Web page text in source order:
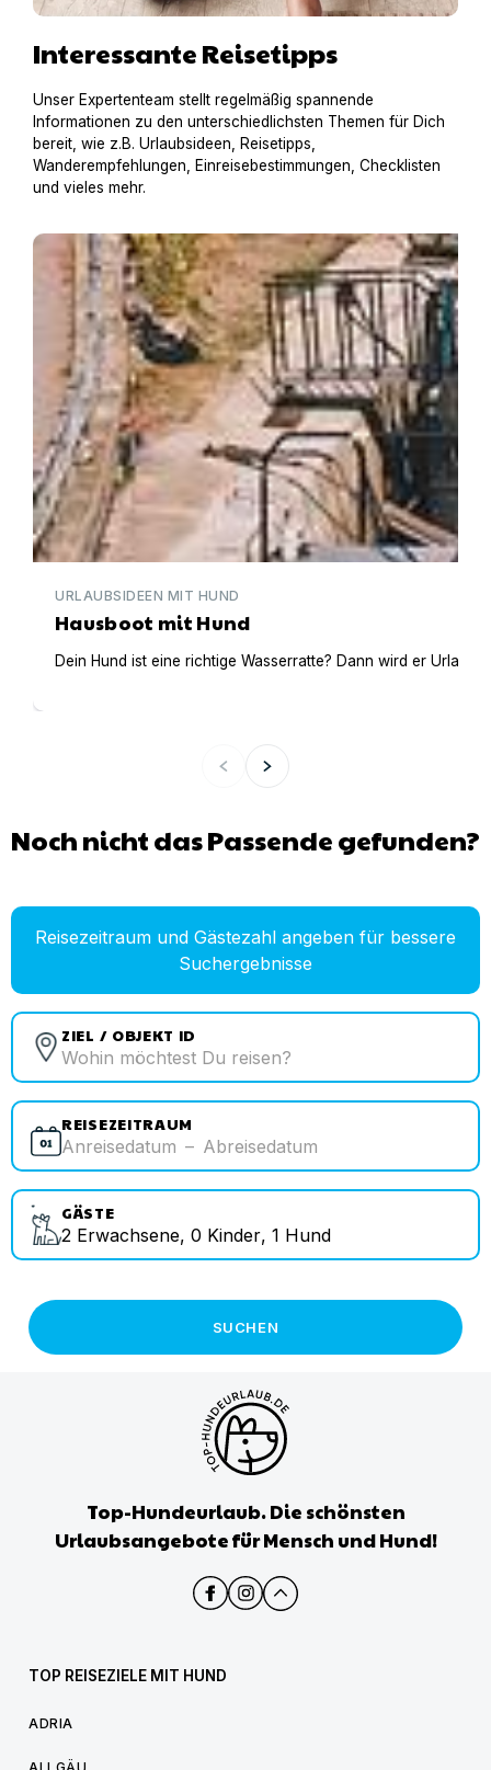
Interessante Reisetipps
Unser Expertenteam stellt regelmäßig spannende
Informationen zu den unterschiedlichsten Themen für Dich
bereit, wie z.B. Urlaubsideen, Reisetipps,
Wanderempfehlungen, Einreisebestimmungen, Checklisten
und vieles mehr.
Hausboot mit Hund
URLAUBSIDEEN MIT HUND
Hausboot mit Hund
Dein Hund ist eine richtige Wasserratte? Dann wird er
Noch nicht das Passende gefunden?
Reisezeitraum und Gästezahl angeben für bessere
Suchergebnisse
ZIEL / OBJEKT ID
REISEZEITRAUM
Anreisedatum – Abreisedatum
GÄSTE
2 Erwachsene, 0 Kinder, 1 Hund
SUCHEN
Top-Hundeurlaub. Die schönsten
Urlaubsangebote für Mensch und Hund!
TOP REISEZIELE MIT HUND
ADRIA